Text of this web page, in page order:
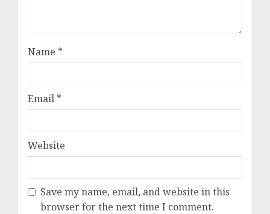
Name *
Email *
Website
Save my name, email, and website in this
browser for the next time I comment.